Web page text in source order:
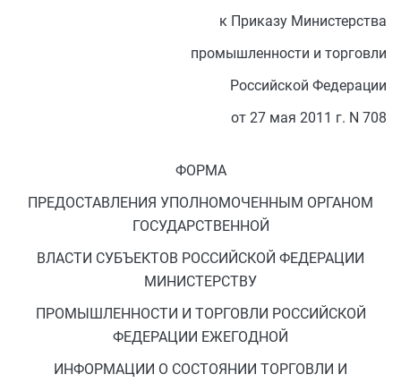
к Приказу Министерства
промышленности и торговли
Российской Федерации
от 27 мая 2011 г. N 708
ФОРМА
ПРЕДОСТАВЛЕНИЯ УПОЛНОМОЧЕННЫМ ОРГАНОМ
ГОСУДАРСТВЕННОЙ
ВЛАСТИ СУБЪЕКТОВ РОССИЙСКОЙ ФЕДЕРАЦИИ
МИНИСТЕРСТВУ
ПРОМЫШЛЕННОСТИ И ТОРГОВЛИ РОССИЙСКОЙ
ФЕДЕРАЦИИ ЕЖЕГОДНОЙ
ИНФОРМАЦИИ О СОСТОЯНИИ ТОРГОВЛИ И